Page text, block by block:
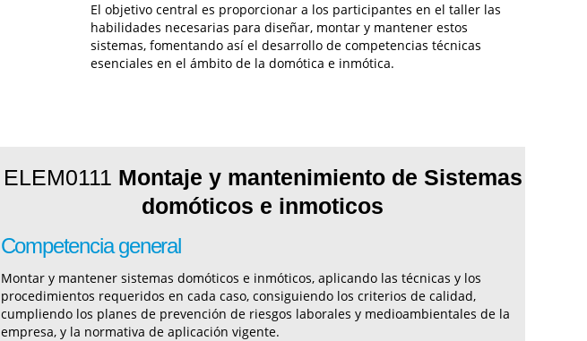
El objetivo central es proporcionar a los participantes en el taller las
habilidades necesarias para diseñar, montar y mantener estos
sistemas, fomentando así el desarrollo de competencias técnicas
esenciales en el ámbito de la domótica e inmótica.
ELEM0111 Montaje y mantenimiento de Sistemas
domóticos e inmoticos
Competencia general
Montar y mantener sistemas domóticos e inmóticos, aplicando las técnicas y los
procedimientos requeridos en cada caso, consiguiendo los criterios de calidad,
cumpliendo los planes de prevención de riesgos laborales y medioambientales de la
empresa, y la normativa de aplicación vigente.